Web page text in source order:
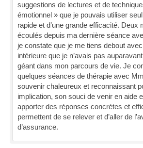
suggestions de lectures et de
émotionnel » que je pouvais utiliser
rapide et d’une grande efficacité. Deux
écoulés depuis ma dernière séance
je constate que je me tiens debout
intérieure que je n’avais pas
géant dans mon parcours de vie. Je
quelques séances de thérapie avec
souvenir chaleureux et reconnaissant
implication, son souci de venir en aide
apporter des réponses concrètes et
permettent de se relever et d’aller de
d’assurance.